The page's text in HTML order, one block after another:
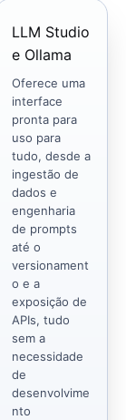
LLM Studio
e Ollama
Oferece uma
interface
pronta para
uso para
tudo, desde a
ingestão de
dados e
engenharia
de prompts
até o
versionament
o e a
exposição de
APIs, tudo
sem a
necessidade
de
desenvolvime
nto